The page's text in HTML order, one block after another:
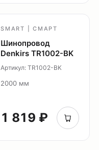
SMART | СМАРТ
Шинопровод
Denkirs TR1002-BK
Артикул: TR1002-BK
2000 мм
1 819 ₽